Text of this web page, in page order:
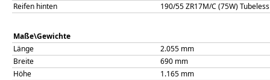
Reifen hinten
190/55 ZR17M/C (75W) Tubeless
Maße\Gewichte
Länge
2.055 mm
Breite
690 mm
Höhe
1.165 mm